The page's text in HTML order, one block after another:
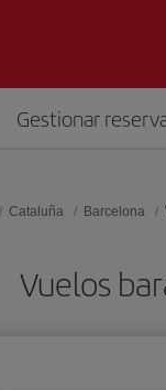
Gestionar
Cataluña Barcelona
Vuelos